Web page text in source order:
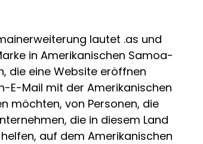
lautet .as und
in Amerikanischen Samoa-
die eine Website eröffnen
E-Mail mit der Amerikanischen
möchten, von Personen, die
die in diesem Land
auf dem Amerikanischen